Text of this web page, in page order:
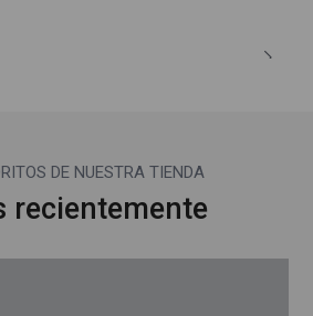
DE NUESTRA TIENDA
recientemente